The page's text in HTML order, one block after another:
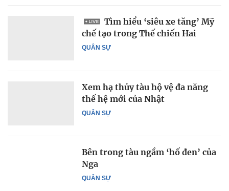
QUÂN SỰ
Tìm hiểu ‘siêu xe tăng’ Mỹ
chế tạo trong Thế chiến Hai
QUÂN SỰ
Xem hạ thủy tàu hộ vệ đa năng
thế hệ mới của Nhật
QUÂN SỰ
Bên trong tàu ngầm ‘hố đen’ của
Nga